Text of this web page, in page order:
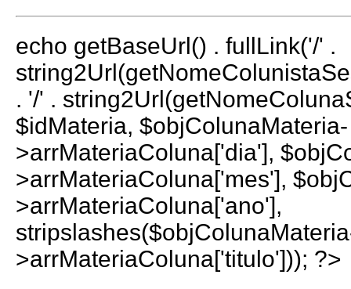
echo getBaseUrl() . fullLink('/' .
. '/' .
$idMateria, $objColunaMateria-
>arrMateriaColuna['dia'],
>arrMateriaColuna['mes'],
>arrMateriaColuna['ano'],
>arrMateriaColuna['titulo'])); ?>